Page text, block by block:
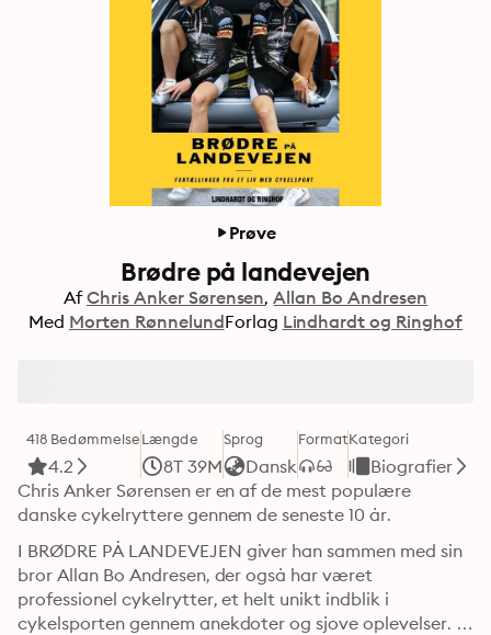
Prøve
Brødre på landevejen
Af Chris Anker Sørensen Allan Bo Andresen
Med Morten RønnelundForlag Lindhardt og Ringhof
418 Bedømmelse
4.2
Længde
8T 39M
Sprog
Dansk
FormatKategori
Biografier
Chris Anker Sørensen er en af de mest populære
danske cykelryttere gennem de seneste 10 år.
I BRØDRE PÅ LANDEVEJEN giver han sammen med sin
bror Allan Bo Andresen, der også har været
professionel cykelrytter, et helt unikt indblik i
cykelsporten gennem anekdoter og sjove oplevelser.